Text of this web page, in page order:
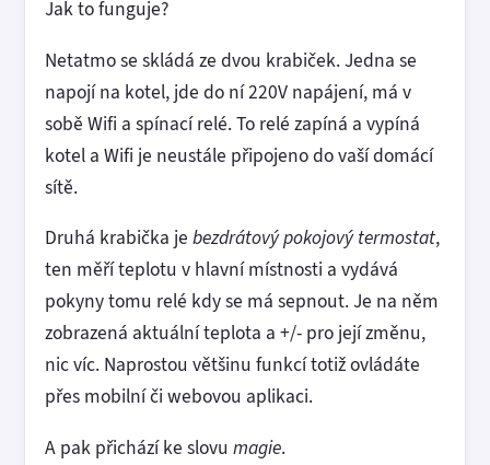
Jak to funguje?
Netatmo se skládá ze dvou krabiček. Jedna se
napojí na kotel, jde do ní 220V napájení, má v
sobě Wifi a spínací relé. To relé zapíná a vypíná
kotel a Wifi je neustále připojeno do vaší domácí
sítě.
Druhá krabička je bezdrátový pokojový termostat,
ten měří teplotu v hlavní místnosti a vydává
pokyny tomu relé kdy se má sepnout. Je na něm
zobrazená aktuální teplota a +/- pro její změnu,
nic víc. Naprostou většinu funkcí totiž ovládáte
přes mobilní či webovou aplikaci.
A pak přichází ke slovu magie.